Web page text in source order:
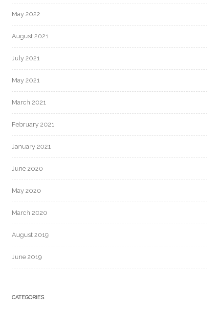
May 2022
August 2021
July 2021
May 2021
March 2021
February 2021
January 2021
June 2020
May 2020
March 2020
August 2019
June 2019
CATEGORIES